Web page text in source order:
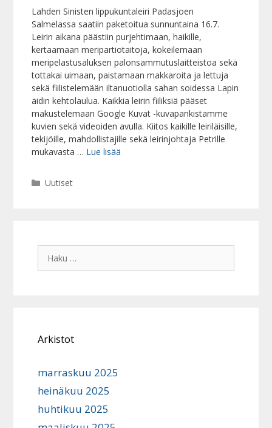
Lahden Sinisten lippukuntaleiri Padasjoen
Salmelassa saatiin paketoitua sunnuntaina 16.7.
Leirin aikana päästiin purjehtimaan, haikille,
kertaamaan meripartiotaitoja, kokeilemaan
meripelastusaluksen palonsammutuslaitteistoa sekä
tottakai uimaan, paistamaan makkaroita ja lettuja
sekä fiilistelemään iltanuotiolla sahan soidessa Lapin
äidin kehtolaulua. Kaikkia leirin fiiliksiä pääset
makustelemaan Google Kuvat -kuvapankistamme
kuvien sekä videoiden avulla. Kiitos kaikille leiriläisille,
tekijöille, mahdollistajille sekä leirinjohtaja Petrille
mukavasta … Lue lisää
Kategoriat
Uutiset
Haku:
Arkistot
marraskuu 2025
heinäkuu 2025
huhtikuu 2025